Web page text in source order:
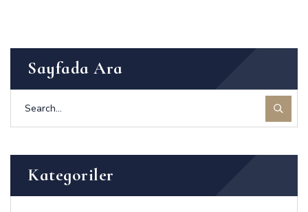
Sayfada Ara
Kategoriler